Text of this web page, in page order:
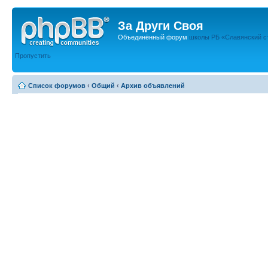
За Други Своя
Объединённый форум школы РБ «Славянский
Пропустить
Список форумов ‹ Общий ‹ Архив объявлений